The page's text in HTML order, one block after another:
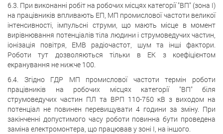
6.3. При виконанні робіт на робочих місцях категорії "ВП" (зона I)
на працівників впливають ЕП, МП промислової частоти великої
інтенсивності, імпульсні струми, що мають місце в момент
вирівнювання потенціалів тіла людини і струмоведучих частин,
іонізація повітря, ЕМВ радіочастот, шум та інші фактори.
Роботи тут дозволяються тільки в ЕК з коефіцієнтом
екранування не нижче 100.
6.4. Згідно ГДР МП промислової частоти термін роботи
працівників на робочих місцях категорії "ВП" біля
струмоведучих частин ПЛ та ВРП 110-750 кВ з виходом на
потенціал не повинен перевищувати 4 години за зміну. При
закінченні допустимого часу роботи повинна бути проведена
заміна електромонтера, що працював у зоні I, на іншого.